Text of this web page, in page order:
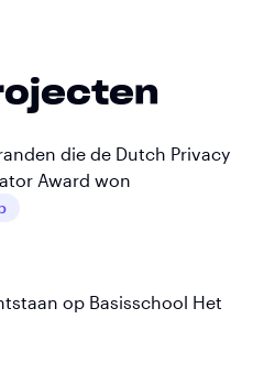
die de Dutch Privacy
Award won
op Basisschool Het